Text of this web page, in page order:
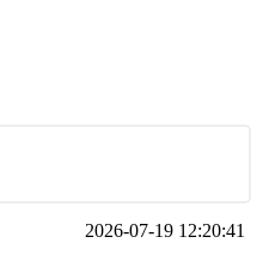
2026-07-19 12:20:41